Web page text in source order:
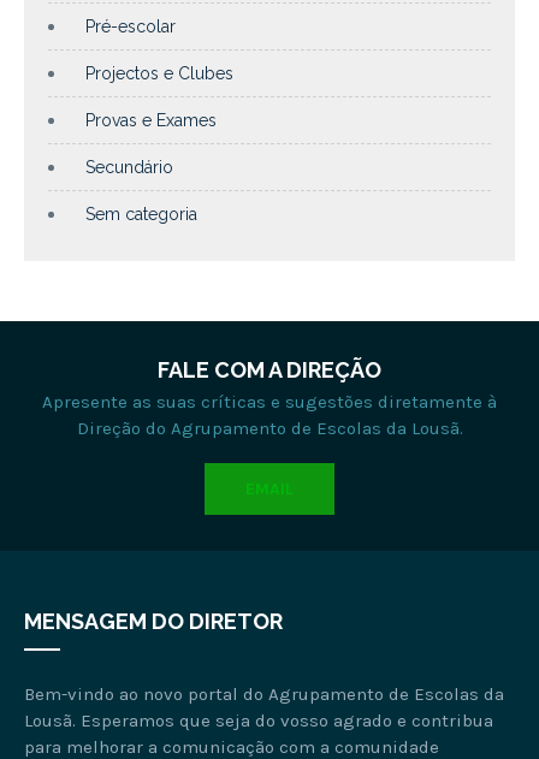
Pré-escolar
Projectos e Clubes
Provas e Exames
Secundário
Sem categoria
FALE COM A DIREÇÃO
Apresente as suas críticas e sugestões diretamente à
Direção do Agrupamento de Escolas da Lousã.
EMAIL
MENSAGEM DO DIRETOR
Bem-vindo ao novo portal do Agrupamento de Escolas da
Lousã. Esperamos que seja do vosso agrado e contribua
para melhorar a comunicação com a comunidade